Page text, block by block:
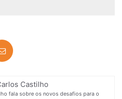
fala sobre os novos desafios para o